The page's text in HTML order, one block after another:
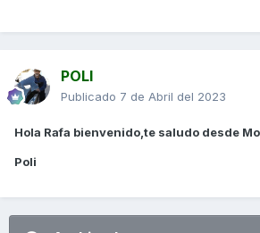
POLI
Publicado 7 de Abril del 2023
Hola Rafa bienvenido,te saludo desde
Poli